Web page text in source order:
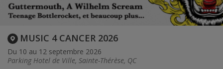
MUSIC 4 CANCER 2026
Du 10 au 12 septembre 2026
Parking Hotel de Ville, Sainte-Thérèse, QC